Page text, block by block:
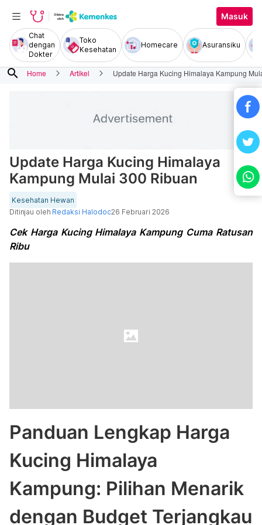
Masuk
Chat
dengan
Dokter
Toko
Kesehatan
Homecare Asuransiku
search Home Artikel Update Harga Kucing Himalaya Kampung
Update Harga Kucing Himalaya
Kampung Mulai 300 Ribuan
Kesehatan Hewan
Ditinjau oleh Redaksi Halodoc26 Februari 2026
Cek Harga Kucing Himalaya Kampung Cuma Ratusan
Ribu
Panduan Lengkap Harga
Kucing Himalaya
Kampung: Pilihan Menarik
dengan Budget Terjangkau